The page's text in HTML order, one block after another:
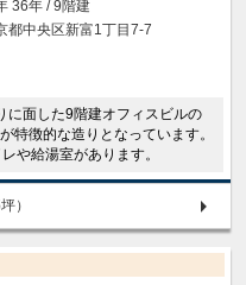
36年 / 9階建
都中央区新富1丁目7-7
に面した9階建オフィスビルの
特徴的な造りとなっています。
や給湯室があります。
）